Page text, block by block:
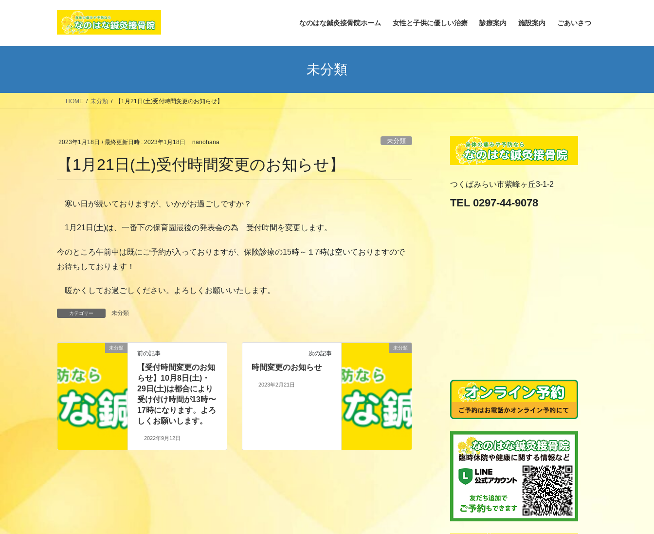
なのはな鍼灸接骨院ホーム 女性と子供に優しい治療 診療案内 施設案内 ごあいさつ
未分類
HOME 未分類 【1月21日(土)受付時間変更のお知らせ】
2023年1月18日 / 最終更新日時 : 2023年1月18日 nanohana 未分類
【1月21日(土)受付時間変更のお知らせ】
寒い日が続いておりますが、いかがお過ごしですか？
1月21日(土)は、一番下の保育園最後の発表会の為 受付時間を変更します。
今のところ午前中は既にご予約が入っておりますが、保険診療の15時～１7時は空いておりますので
お待ちしております！
暖かくしてお過ごしください。よろしくお願いいたします。
カテゴリー 未分類
未分類
前の記事
【受付時間変更のお知
らせ】10月8日(土)・
29日(土)は都合により
受け付け時間が13時〜
17時になります。よろ
しくお願いします。
2022年9月12日
未分類
次の記事
時間変更のお知らせ
2023年2月21日
つくばみらい市紫峰ヶ丘3-1-2
TEL 0297-44-9078